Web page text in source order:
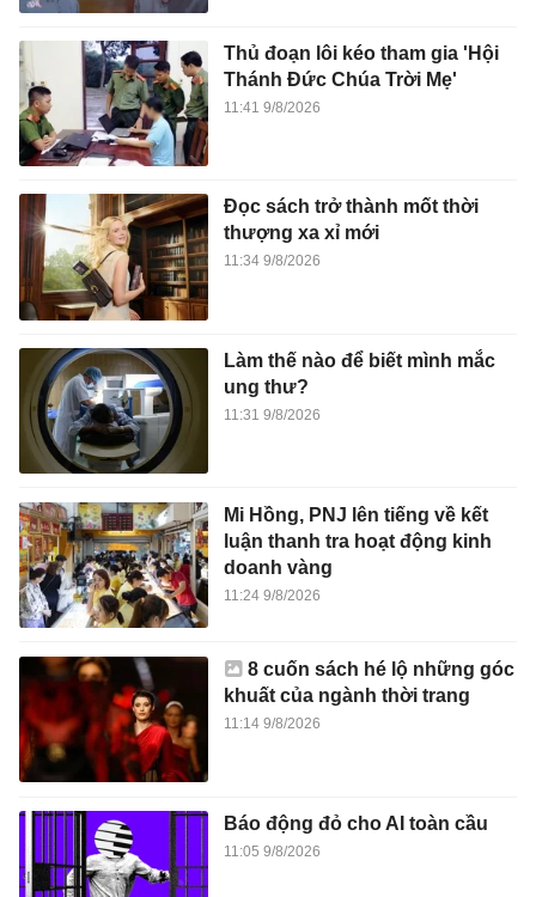
Thủ đoạn lôi kéo tham gia 'Hội
Thánh Đức Chúa Trời Mẹ'
11:41 9/8/2026
Đọc sách trở thành mốt thời
thượng xa xỉ mới
11:34 9/8/2026
Làm thế nào để biết mình mắc
ung thư?
11:31 9/8/2026
Mi Hồng, PNJ lên tiếng về kết
luận thanh tra hoạt động kinh
doanh vàng
11:24 9/8/2026
8 cuốn sách hé lộ những góc
khuất của ngành thời trang
11:14 9/8/2026
Báo động đỏ cho AI toàn cầu
11:05 9/8/2026